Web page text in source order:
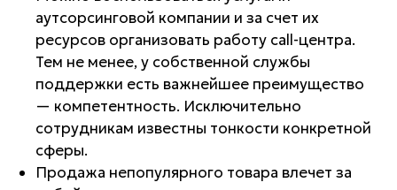
аутсорсинговой компании и за счет их
ресурсов организовать работу call-центра.
Тем не менее, у собственной службы
поддержки есть важнейшее преимущество
— компетентность. Исключительно
сотрудникам известны тонкости конкретной
сферы.
Продажа непопулярного товара влечет за